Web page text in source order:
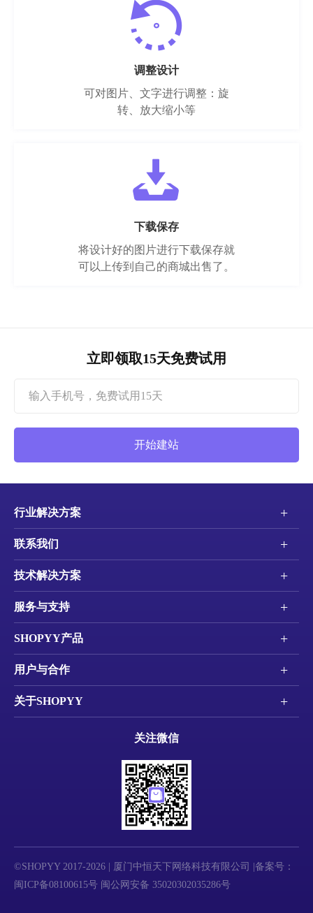
调整设计
可对图片、文字进行调整：旋
转、放大缩小等
下载保存
将设计好的图片进行下载保存就
可以上传到自己的商城出售了。
立即领取15天免费试用
开始建站
行业解决方案 +
联系我们 +
技术解决方案 +
服务与支持 +
SHOPYY产品 +
用户与合作 +
关于SHOPYY +
关注微信
©SHOPYY 2017-2026 | 厦门中恒天下网络科技有限公司 |备案号：
闽ICP备08100615号 闽公网安备 35020302035286号